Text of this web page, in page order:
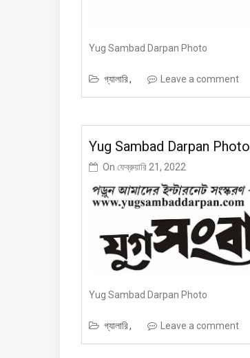
Yug Sambad Darpan Photo
গ্যালারি Leave a comment
Yug Sambad Darpan Photo
On ফেব্রুয়ারি 21, 2022
Yug Sambad Darpan Photo
গ্যালারি Leave a comment